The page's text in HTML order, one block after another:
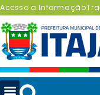
Acesso a Informação